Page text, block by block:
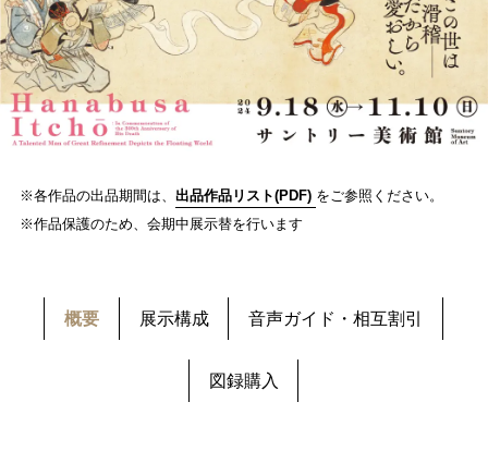
※各作品の出品期間は、 出品作品リスト(PDF) をご参照ください。
※作品保護のため、会期中展示替を行います
概要 展示構成 音声ガイド・相互割引
図録購入